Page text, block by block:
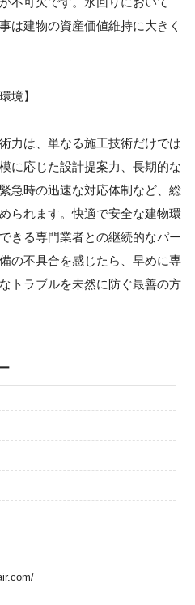
は建物の資産価値維持に大きく
境】
力は、単なる施工技術だけでは
に応じた設計提案力、長期的な
急時の迅速な対応体制など、総
られます。快適で安全な建物環
きる専門業者との継続的なパー
の不具合を感じたら、早めに専
トラブルを未然に防ぐ最善の方